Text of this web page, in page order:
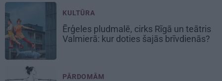
KULTŪRA
Ērģeles pludmalē, cirks Rīgā un teātris
Valmierā: kur doties šajās brīvdienās?
PĀRDOMĀM